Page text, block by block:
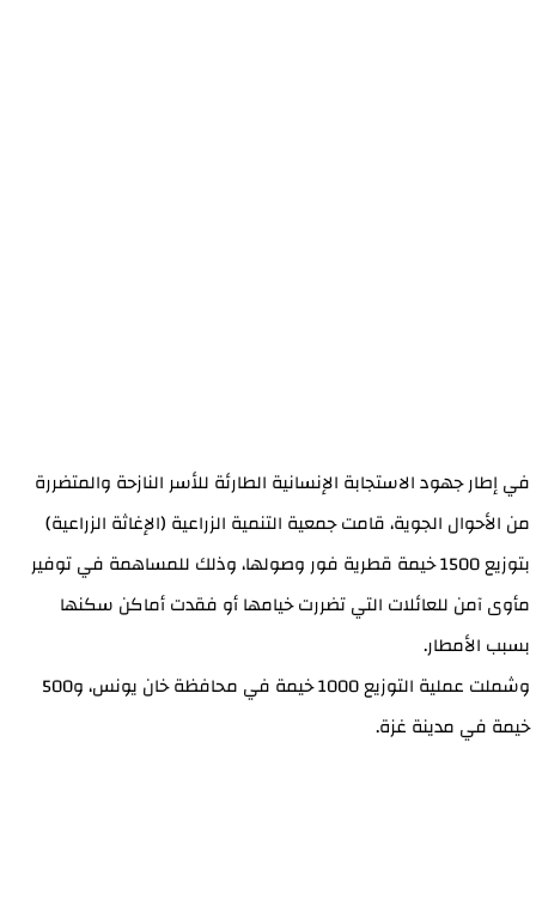
في إطار جهود الاستجابة الإنسانية الطارئة للأسر النازحة والمتضررة
من الأحوال الجوية، قامت جمعية التنمية الزراعية (الإغاثة الزراعية)
بتوزيع 1500 خيمة قطرية فور وصولها، وذلك للمساهمة في توفير
مأوى آمن للعائلات التي تضررت خيامها أو فقدت أماكن سكنها
بسبب الأمطار.
وشملت عملية التوزيع 1000 خيمة في محافظة خان يونس، و500
خيمة في مدينة غزة.